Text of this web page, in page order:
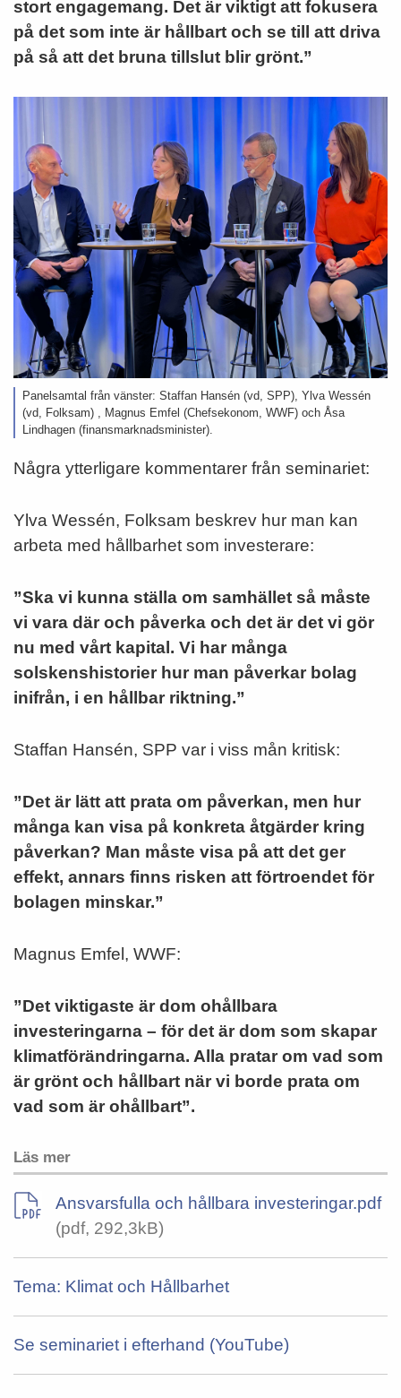
stort engagemang. Det är viktigt att fokusera
på det som inte är hållbart och se till att driva
på så att det bruna tillslut blir grönt.”
Panelsamtal från vänster: Staffan Hansén (vd, SPP), Ylva Wessén
(vd, Folksam) , Magnus Emfel (Chefsekonom, WWF) och Åsa
Lindhagen (finansmarknadsminister).
Några ytterligare kommentarer från seminariet:
Ylva Wessén, Folksam beskrev hur man kan
arbeta med hållbarhet som investerare:
”Ska vi kunna ställa om samhället så måste
vi vara där och påverka och det är det vi gör
nu med vårt kapital. Vi har många
solskenshistorier hur man påverkar bolag
inifrån, i en hållbar riktning.”
Staffan Hansén, SPP var i viss mån kritisk:
”Det är lätt att prata om påverkan, men hur
många kan visa på konkreta åtgärder kring
påverkan? Man måste visa på att det ger
effekt, annars finns risken att förtroendet för
bolagen minskar.”
Magnus Emfel, WWF:
”Det viktigaste är dom ohållbara
investeringarna – för det är dom som skapar
klimatförändringarna. Alla pratar om vad som
är grönt och hållbart när vi borde prata om
vad som är ohållbart”.
Läs mer
Ansvarsfulla och hållbara investeringar.pdf
(pdf, 292,3kB)
Tema: Klimat och Hållbarhet
Se seminariet i efterhand (YouTube)